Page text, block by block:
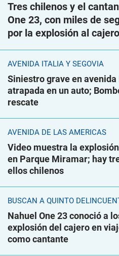
Tres chilenos y el
One 23, con miles de
por la explosión al cajero
AVENIDA ITALIA Y SEGOVIA
Siniestro grave en
atrapada en un auto;
rescate
AVENIDA DE LAS AMÉRICAS
Video muestra la
en Parque Miramar; hay
ellos chilenos
BUSCAN A QUINTO
Nahuel One 23 conoció a
explosión del cajero en
como cantante